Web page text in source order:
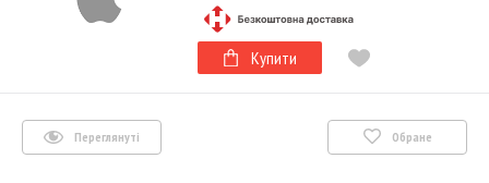
Купити
Переглянуті Обране